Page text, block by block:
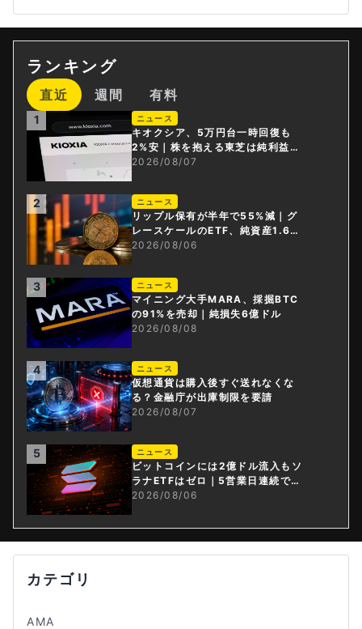
ランキング
直近 週間 有料
1 ニュース
キオクシア、5万円台一時回復も
2%安｜株を抱える東芝は純利益3
0倍
2026/08/07
2 ニュース
リップル保有が半年で55%減｜グ
レースケールのETF、純資産1.6億
ドル減
2026/08/06
3 ニュース
マイニング大手MARA、採掘BTC
の91%を売却｜純損失6億ドル
2026/08/08
4 ニュース
仮想通貨は購入後すぐ送れなくな
る？金融庁が出庫制限を要請
2026/08/07
5 ニュース
ビットコインには2億ドル流入もソ
ラナETFはゼロ｜5営業日連続で停
止
2026/08/06
カテゴリ
AMA